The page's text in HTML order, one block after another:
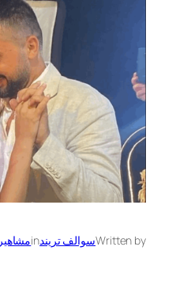
Written byسوالف تريندinمشاهير